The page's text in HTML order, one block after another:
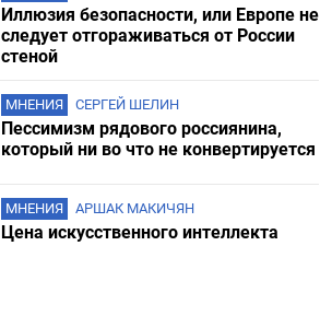
Иллюзия безопасности, или Европе не
следует отгораживаться от России
стеной
МНЕНИЯ СЕРГЕЙ ШЕЛИН
Пессимизм рядового россиянина,
который ни во что не конвертируется
МНЕНИЯ АРШАК МАКИЧЯН
Цена искусственного интеллекта